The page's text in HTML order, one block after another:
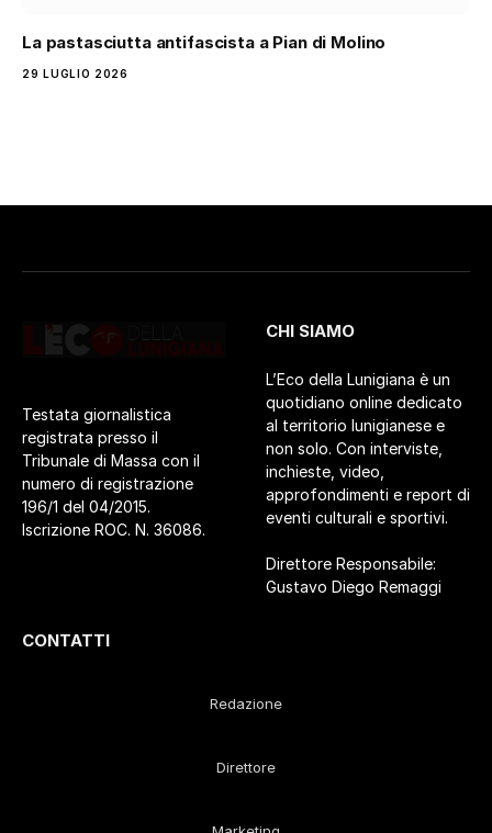
La pastasciutta antifascista a Pian di Molino
29 LUGLIO 2026
Testata giornalistica
registrata presso il
Tribunale di Massa con il
numero di registrazione
196/1 del 04/2015.
Iscrizione ROC. N. 36086.
CHI SIAMO
L’Eco della Lunigiana è un
quotidiano online dedicato
al territorio lunigianese e
non solo. Con interviste,
inchieste, video,
approfondimenti e report di
eventi culturali e sportivi.
Direttore Responsabile:
Gustavo Diego Remaggi
CONTATTI
Redazione
Direttore